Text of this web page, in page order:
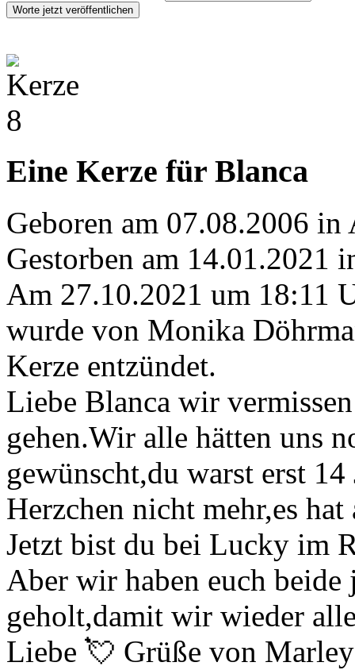
Eine Kerze für Blanca
Geboren am 07.08.2006 in
Gestorben am 14.01.2021
Am 27.10.2021 um 18:11
wurde von Monika
Kerze entzündet.
Liebe Blanca wir
gehen.Wir alle hätten uns
gewünscht,du warst erst
Herzchen nicht mehr,es
Jetzt bist du bei Lucky im
Aber wir haben euch
geholt,damit wir wieder
Liebe 💘 Grüße von